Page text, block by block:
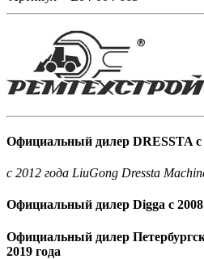
Официальный дилер DRESSTA с
c 2012 года LiuGong Dressta
Официальный дилер Digga с 2008
Официальный дилер
2019 года